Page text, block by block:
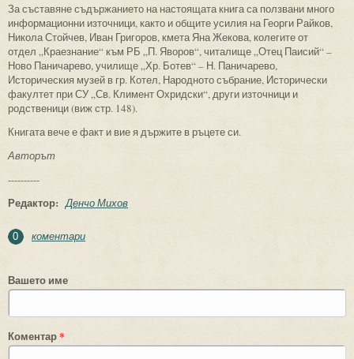
За съставяне съдържанието на настоящата книга са ползвани много
информационни източници, както и общите усилия на Георги Райков,
Никола Стойчев, Иван Григоров, кмета Яна Жекова, колегите от
отдел „Краезнание“ към РБ „П. Яворов“, читалище „Отец Паисий“ –
Ново Паничарево, училище „Хр. Ботев“ – Н. Паничарево,
Историческия музей в гр. Котел, Народното събрание, Исторически
факултет при СУ „Св. Климент Охридски“, други източници и
родственици (виж стр. 148).
Книгата вече е факт и вие я държите в ръцете си.
Авторът
----------
Редактор: Денчо Михов
0 коментари
Вашето име
Коментар*